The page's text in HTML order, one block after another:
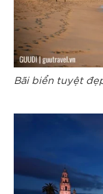
Bãi biển tuyệt